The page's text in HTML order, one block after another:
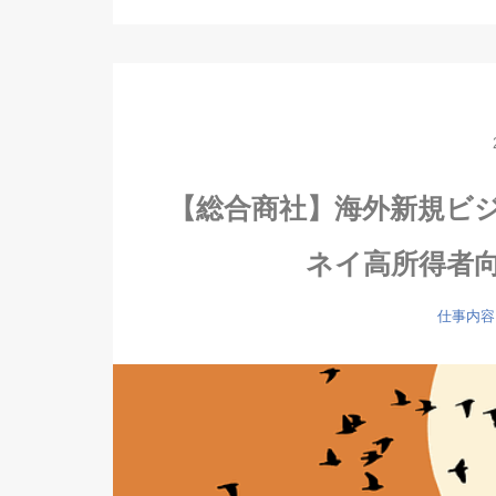
【総合商社】海外新規
ネイ高所得者
仕事内容